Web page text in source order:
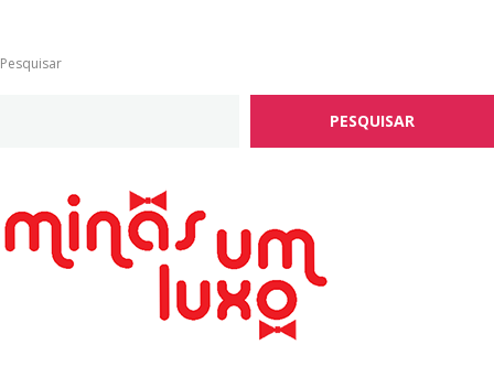
Pesquisar
PESQUISAR